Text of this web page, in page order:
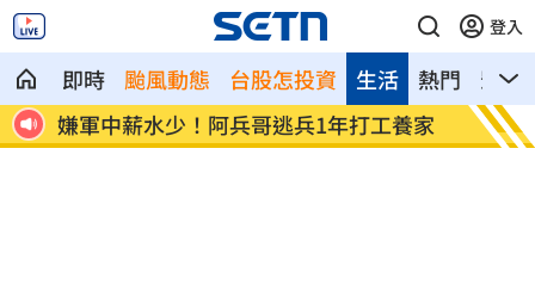
登入
即時 颱風動態 台股怎投資 熱門 影音
生活
嫌軍中薪水少！阿兵哥逃兵1年打工養家
輝達
施